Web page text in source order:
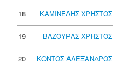
18
ΚΑΜΙΝΕΛΗΣ ΧΡΗΣΤΟΣ
19
ΒΑΖΟΥΡΑΣ ΧΡΗΣΤΟΣ
20
ΚΟΝΤΟΣ ΑΛΕΞΑΝΔΡΟΣ